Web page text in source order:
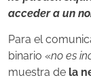
acceder a un
Para el
binario «no es
muestra de la